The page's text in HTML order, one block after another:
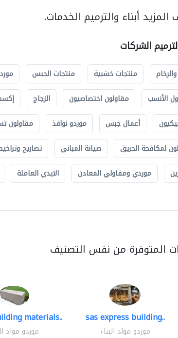
أبناء والترميم الخدمات.
الشركات
منتجات خشبية منتجات الجبس
الأنسب
مقاولون اختصاصيون الزجاج
أعمال جبس موردو نوافذ مقاولون
لمكافحة الحريق
صيانة المباني تصاريح
موردي ومقاولي المعادن الايدي العاملة
المتوفرة من نفس التصنيف
materials..
موردو مواد
sas express building..
موردو مواد البناء